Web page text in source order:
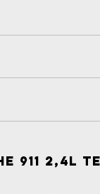
911 2,4l